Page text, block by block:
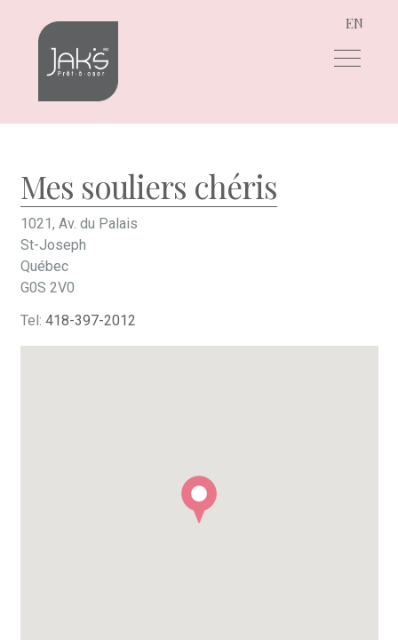
Aller
navigation
Aller
contenu
EN
Mes souliers chéris
1021, Av. du Palais
St-Joseph
Québec
G0S 2V0
Tel: 418-397-2012